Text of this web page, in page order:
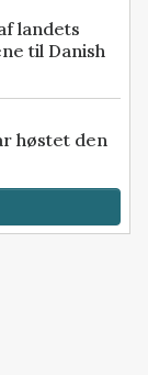
landets
til Danish
høstet den